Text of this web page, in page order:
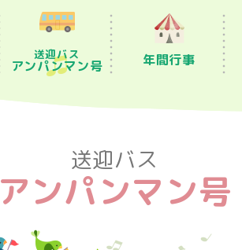
送迎バス
アンパンマン号 年間行事
送迎バス
アンパンマン号